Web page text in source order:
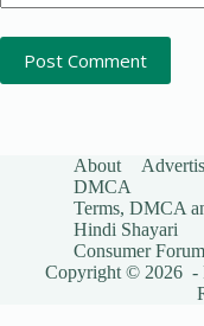
Post Comment
About
DMCA
Terms, DMCA
Hindi Shayari
Consumer
Copyright © 2026 -